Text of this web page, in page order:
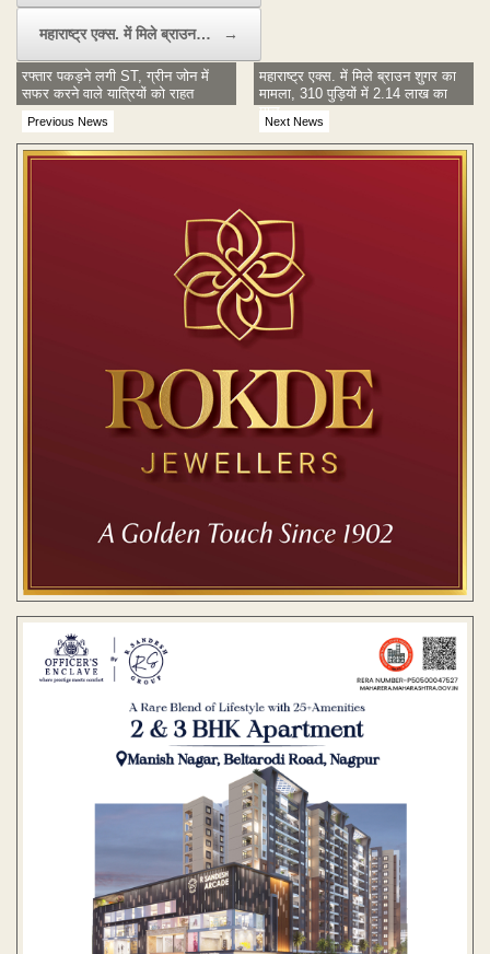
महाराष्ट्र एक्स. में मिले ब्राउन… →
Previous News
रफ्तार पकड़ने लगी ST, ग्रीन जोन में
सफर करने वाले यात्रियों को राहत
Next News
महाराष्ट्र एक्स. में मिले ब्राउन शुगर का
मामला, 310 पुड़ियों में 2.14 लाख का
माल